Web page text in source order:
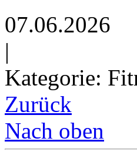
07.06.2026
|
Kategorie:
Zurück
Nach oben